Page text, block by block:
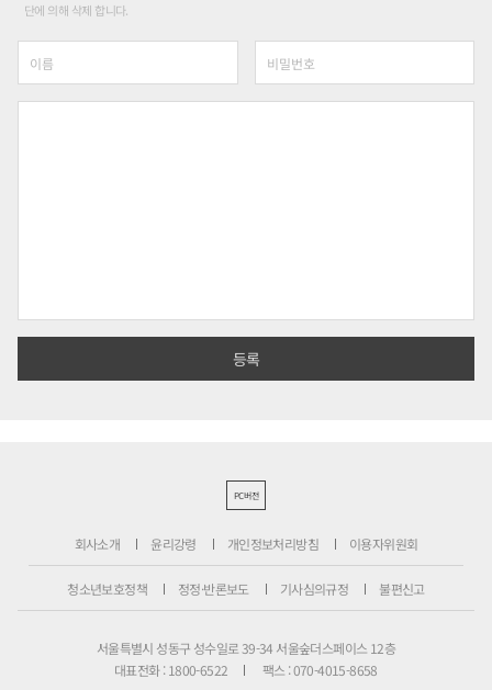
단에 의해 삭제 합니다.
PC버전
회사소개 윤리강령 개인정보처리방침 이용자위원회
청소년보호정책 정정·반론보도 기사심의규정 불편신고
서울특별시 성동구 성수일로 39-34 서울숲더스페이스 12층
대표전화 : 1800-6522
팩스 : 070-4015-8658